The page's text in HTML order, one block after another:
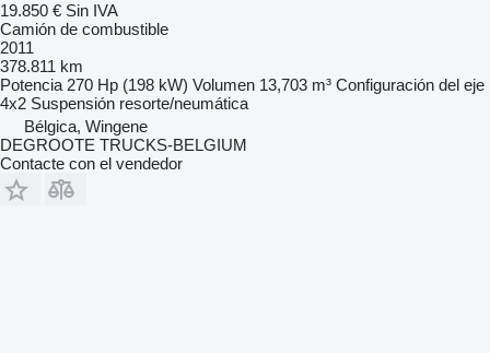
19.850 € Sin IVA
Camión de combustible
2011
378.811 km
Potencia 270 Hp (198 kW) Volumen 13,703 m³ Configuración del eje
4x2 Suspensión resorte/neumática
Bélgica, Wingene
DEGROOTE TRUCKS-BELGIUM
Contacte con el vendedor